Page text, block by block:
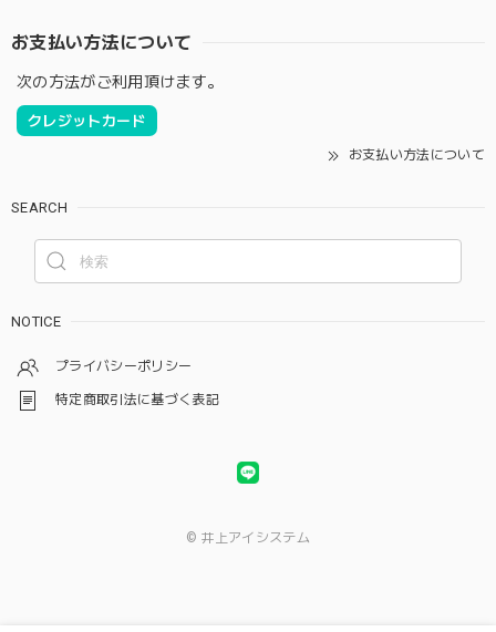
お支払い方法について
次の方法がご利用頂けます。
クレジットカード
お支払い方法について
SEARCH
NOTICE
プライバシーポリシー
特定商取引法に基づく表記
© 井上アイシステム